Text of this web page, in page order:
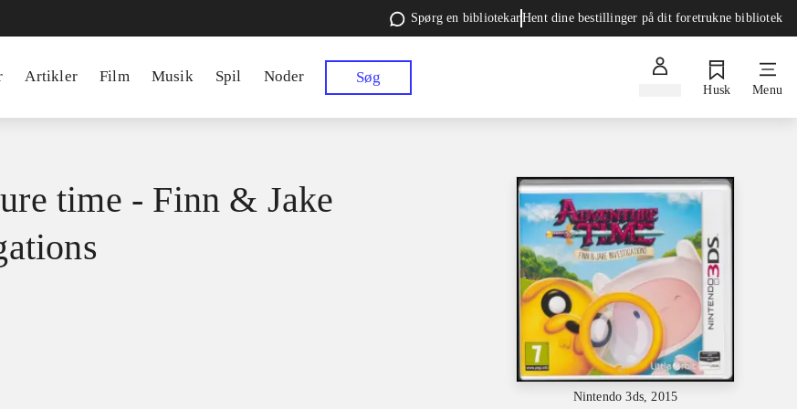
Spørg en bibliotekarHent dine bestillinger på dit foretrukne bibliotek
Artikler Film Musik Spil Noder Søg
Husk Menu
Nintendo 3ds, 2015
time - Finn & Jake